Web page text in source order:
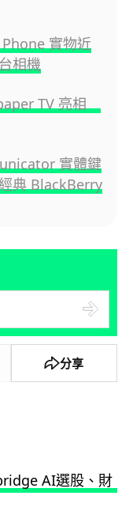
實物近
相機
TV 亮相
實體鍵
典 BlackBerry
分享